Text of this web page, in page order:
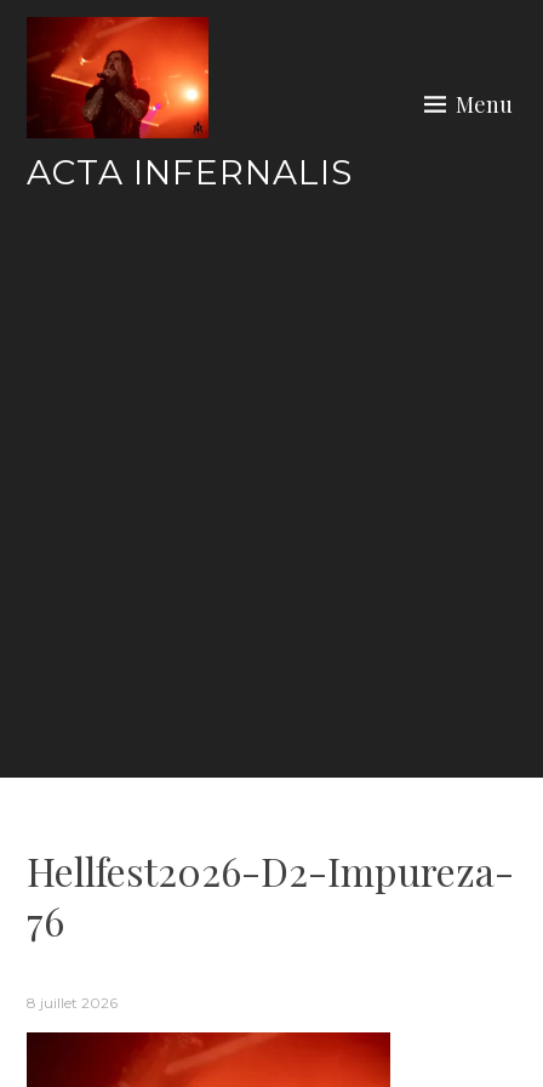
Skip
content
ACTA INFERNALIS
Menu
Hellfest2026-D2-Impureza-
76
8 juillet 2026